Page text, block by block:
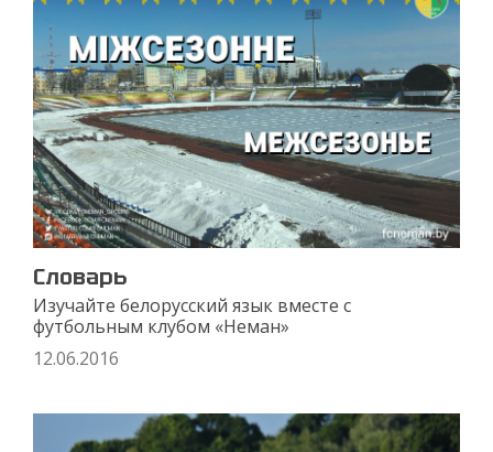
Словарь
Изучайте белорусский язык вместе с
футбольным клубом «Неман»
12.06.2016